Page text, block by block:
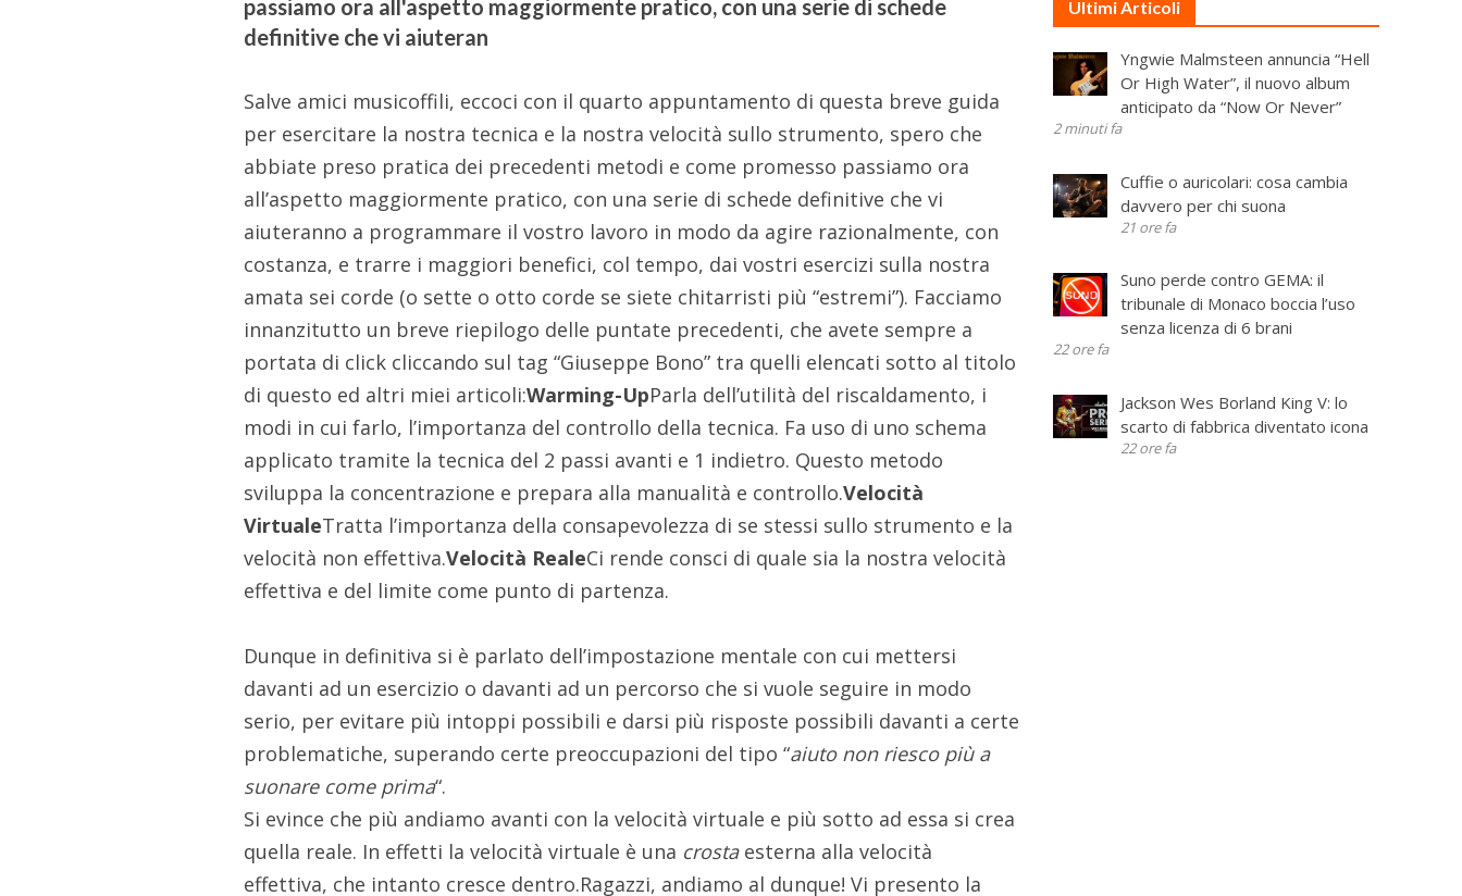
passiamo ora all'aspetto maggiormente pratico, con una serie di schede
definitive che vi aiuteran
Salve amici musicoffili, eccoci con il quarto appuntamento di questa breve guida
per esercitare la nostra tecnica e la nostra velocità sullo strumento, spero che
abbiate preso pratica dei precedenti metodi e come promesso passiamo ora
all’aspetto maggiormente pratico, con una serie di schede definitive che vi
aiuteranno a programmare il vostro lavoro in modo da agire razionalmente, con
costanza, e trarre i maggiori benefici, col tempo, dai vostri esercizi sulla nostra
amata sei corde (o sette o otto corde se siete chitarristi più “estremi”). Facciamo
innanzitutto un breve riepilogo delle puntate precedenti, che avete sempre a
portata di click cliccando sul tag “Giuseppe Bono” tra quelli elencati sotto al titolo
di questo ed altri miei articoli:Warming-UpParla dell’utilità del riscaldamento, i
modi in cui farlo, l’importanza del controllo della tecnica. Fa uso di uno schema
applicato tramite la tecnica del 2 passi avanti e 1 indietro. Questo metodo
sviluppa la concentrazione e prepara alla manualità e controllo.Velocità
VirtualeTratta l’importanza della consapevolezza di se stessi sullo strumento e la
velocità non effettiva.Velocità RealeCi rende consci di quale sia la nostra velocità
effettiva e del limite come punto di partenza.
Dunque in definitiva si è parlato dell’impostazione mentale con cui mettersi
davanti ad un esercizio o davanti ad un percorso che si vuole seguire in modo
serio, per evitare più intoppi possibili e darsi più risposte possibili davanti a certe
problematiche, superando certe preoccupazioni del tipo “aiuto non riesco più a
suonare come prima“.
Si evince che più andiamo avanti con la velocità virtuale e più sotto ad essa si crea
quella reale. In effetti la velocità virtuale è una crosta esterna alla velocità
effettiva, che intanto cresce dentro.Ragazzi, andiamo al dunque! Vi presento la
Ultimi Articoli
Yngwie Malmsteen annuncia “Hell
Or High Water”, il nuovo album
anticipato da “Now Or Never”
2 minuti fa
Cuffie o auricolari: cosa cambia
davvero per chi suona
21 ore fa
Suno perde contro GEMA: il
tribunale di Monaco boccia l’uso
senza licenza di 6 brani
22 ore fa
Jackson Wes Borland King V: lo
scarto di fabbrica diventato icona
22 ore fa